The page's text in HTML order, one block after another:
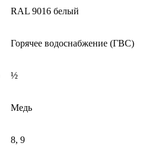
RAL 9016 белый
Горячее водоснабжение (ГВС)
½
Медь
8, 9